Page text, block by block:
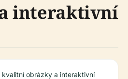
interaktivní
kvalitní obrázky a interaktivní